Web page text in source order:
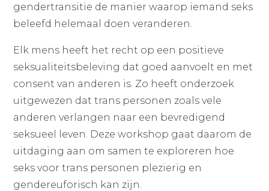
gendertransitie de manier waarop iemand seks
beleefd helemaal doen veranderen.
Elk mens heeft het recht op een positieve
seksualiteitsbeleving dat goed aanvoelt en met
consent van anderen is. Zo heeft onderzoek
uitgewezen dat trans personen zoals vele
anderen verlangen naar een bevredigend
seksueel leven. Deze workshop gaat daarom de
uitdaging aan om samen te exploreren hoe
seks voor trans personen plezierig en
gendereuforisch kan zijn.